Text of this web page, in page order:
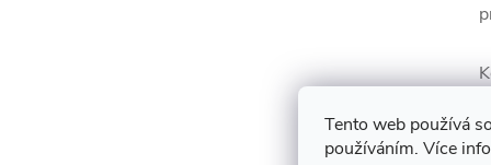
Tento web používá
používáním. Více